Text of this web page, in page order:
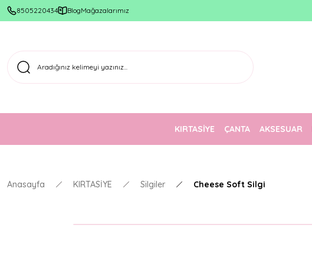
8505220434 BlogMağazalarımız
KIRTASİYE ÇANTA AKSESUAR
Anasayfa KIRTASİYE Silgiler Cheese Soft Silgi